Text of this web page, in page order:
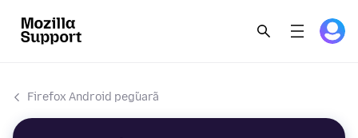
Firefox Android peg̃uarã